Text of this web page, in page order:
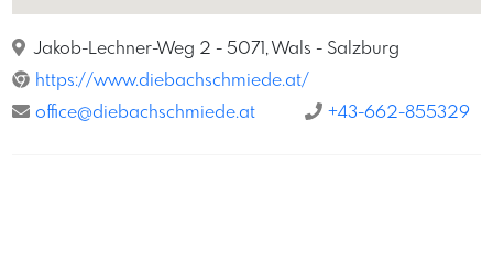
Jakob-Lechner-Weg 2 - 5071, Wals - Salzburg
https://www.diebachschmiede.at/
office@diebachschmiede.at
+43-662-855329